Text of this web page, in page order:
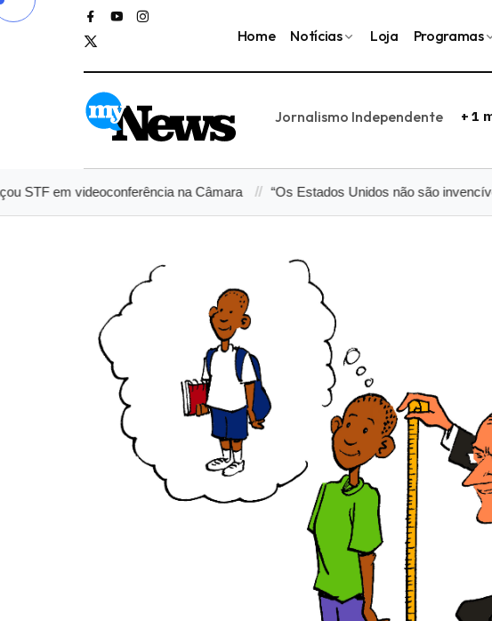
Home Notícias Loja Programas
Jornalismo Independente + 1
videoconferência na Câmara “Os Estados Unidos não são invencíveis”,